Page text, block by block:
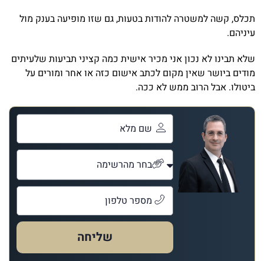
תכלס, קשה למשטרה להודות בטעות, גם שזו מופיעה בענק מול
עיניהם.
שלא תבינו לא נכון אני מכיר אישית כמה קציני תביעות שלעיתים
מודים ביושר שאין מקום לכתב אישום כזה או אחר ומורים על
ביטולו. אבל הרוב ממש לא ככה.
שליחה